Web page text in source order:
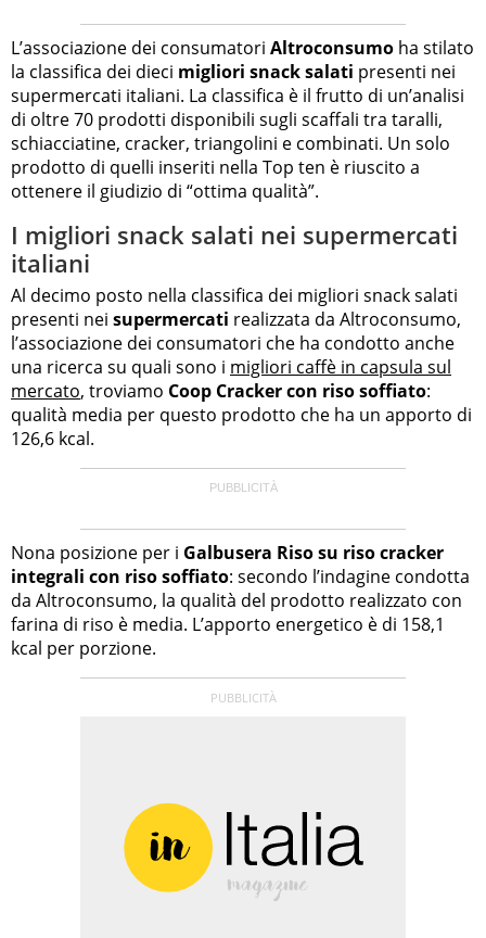
L’associazione dei consumatori Altroconsumo ha stilato
la classifica dei dieci migliori snack salati presenti nei
supermercati italiani. La classifica è il frutto di un’analisi
di oltre 70 prodotti disponibili sugli scaffali tra taralli,
schiacciatine, cracker, triangolini e combinati. Un solo
prodotto di quelli inseriti nella Top ten è riuscito a
ottenere il giudizio di “ottima qualità”.
I migliori snack salati nei supermercati
italiani
Al decimo posto nella classifica dei migliori snack salati
presenti nei supermercati realizzata da Altroconsumo,
l’associazione dei consumatori che ha condotto anche
una ricerca su quali sono i migliori caffè in capsula sul
mercato, troviamo Coop Cracker con riso soffiato:
qualità media per questo prodotto che ha un apporto di
126,6 kcal.
Nona posizione per i Galbusera Riso su riso cracker
integrali con riso soffiato: secondo l’indagine condotta
da Altroconsumo, la qualità del prodotto realizzato con
farina di riso è media. L’apporto energetico è di 158,1
kcal per porzione.